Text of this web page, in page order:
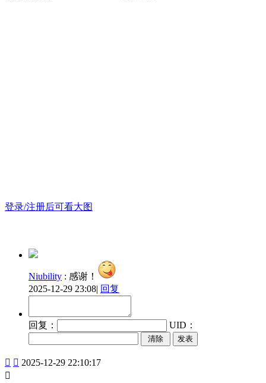
登录/注册后可看大图
Niubility : 感谢！
2025-12-29 23:08| 回复
回复： UID：
发表
  2025-12-29 22:10:17
